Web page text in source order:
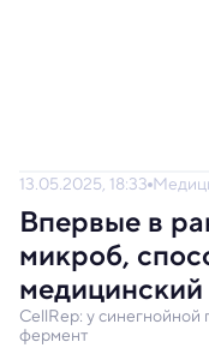
13.05.2025, 18:33
Впервые в
микроб,
CellRep: у
фермент